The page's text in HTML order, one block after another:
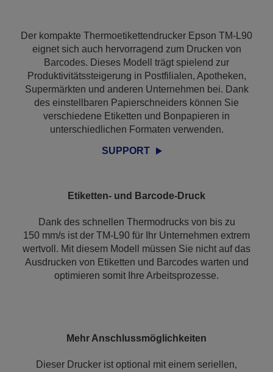
Der kompakte Thermoetikettendrucker Epson TM-L90
eignet sich auch hervorragend zum Drucken von
Barcodes. Dieses Modell trägt spielend zur
Produktivitätssteigerung in Postfilialen, Apotheken,
Supermärkten und anderen Unternehmen bei. Dank
des einstellbaren Papierschneiders können Sie
verschiedene Etiketten und Bonpapieren in
unterschiedlichen Formaten verwenden.
SUPPORT
Etiketten- und Barcode-Druck
Dank des schnellen Thermodrucks von bis zu
150 mm/s ist der TM-L90 für Ihr Unternehmen extrem
wertvoll. Mit diesem Modell müssen Sie nicht auf das
Ausdrucken von Etiketten und Barcodes warten und
optimieren somit Ihre Arbeitsprozesse.
Mehr Anschlussmöglichkeiten
Dieser Drucker ist optional mit einem seriellen,